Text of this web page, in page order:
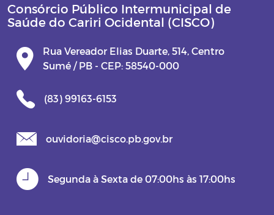
CISCO AGRO/LEIS DECRETOS
Consórcio Público Intermunicipal de
Saúde do Cariri Ocidental (CISCO)
Rua Vereador Elias Duarte, 514, Centro
Sumé / PB - CEP: 58540-000
(83) 99163-6153
ouvidoria@cisco.pb.gov.br
Segunda à Sexta de 07:00hs às 17:00hs